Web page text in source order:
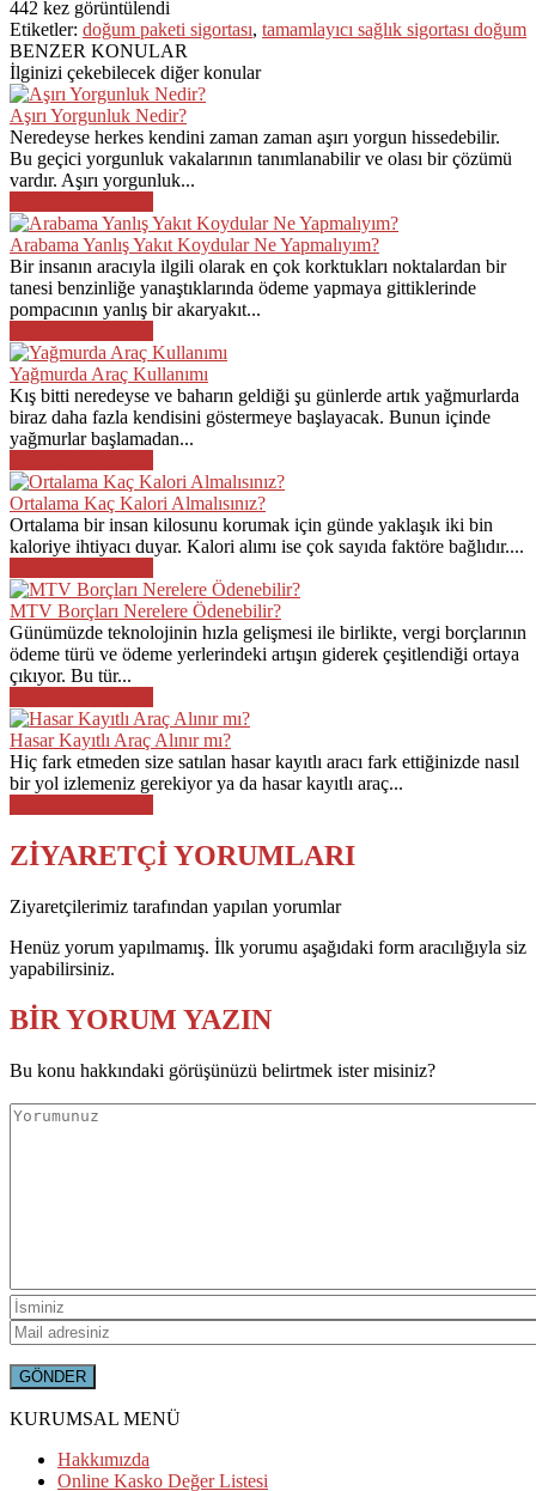
442 kez görüntülendi
Etiketler: doğum paketi sigortası, tamamlayıcı sağlık sigortası doğum
BENZER KONULAR
İlginizi çekebilecek diğer konular
Aşırı Yorgunluk Nedir?
Neredeyse herkes kendini zaman zaman aşırı yorgun hissedebilir.
Bu geçici yorgunluk vakalarının tanımlanabilir ve olası bir çözümü
vardır. Aşırı yorgunluk...
Arabama Yanlış Yakıt Koydular Ne Yapmalıyım?
Bir insanın aracıyla ilgili olarak en çok korktukları noktalardan bir
tanesi benzinliğe yanaştıklarında ödeme yapmaya gittiklerinde
pompacının yanlış bir akaryakıt...
Yağmurda Araç Kullanımı
Kış bitti neredeyse ve baharın geldiği şu günlerde artık yağmurlarda
biraz daha fazla kendisini göstermeye başlayacak. Bunun içinde
yağmurlar başlamadan...
Ortalama Kaç Kalori Almalısınız?
Ortalama bir insan kilosunu korumak için günde yaklaşık iki bin
kaloriye ihtiyacı duyar. Kalori alımı ise çok sayıda faktöre bağlıdır....
MTV Borçları Nerelere Ödenebilir?
Günümüzde teknolojinin hızla gelişmesi ile birlikte, vergi borçlarının
ödeme türü ve ödeme yerlerindeki artışın giderek çeşitlendiği ortaya
çıkıyor. Bu tür...
Hasar Kayıtlı Araç Alınır mı?
Hiç fark etmeden size satılan hasar kayıtlı aracı fark ettiğinizde nasıl
bir yol izlemeniz gerekiyor ya da hasar kayıtlı araç...
ZİYARETÇİ YORUMLARI
Ziyaretçilerimiz tarafından yapılan yorumlar
Henüz yorum yapılmamış. İlk yorumu aşağıdaki form aracılığıyla siz
yapabilirsiniz.
BİR YORUM YAZIN
Bu konu hakkındaki görüşünüzü belirtmek ister misiniz?
KURUMSAL MENÜ
Hakkımızda
Online Kasko Değer Listesi